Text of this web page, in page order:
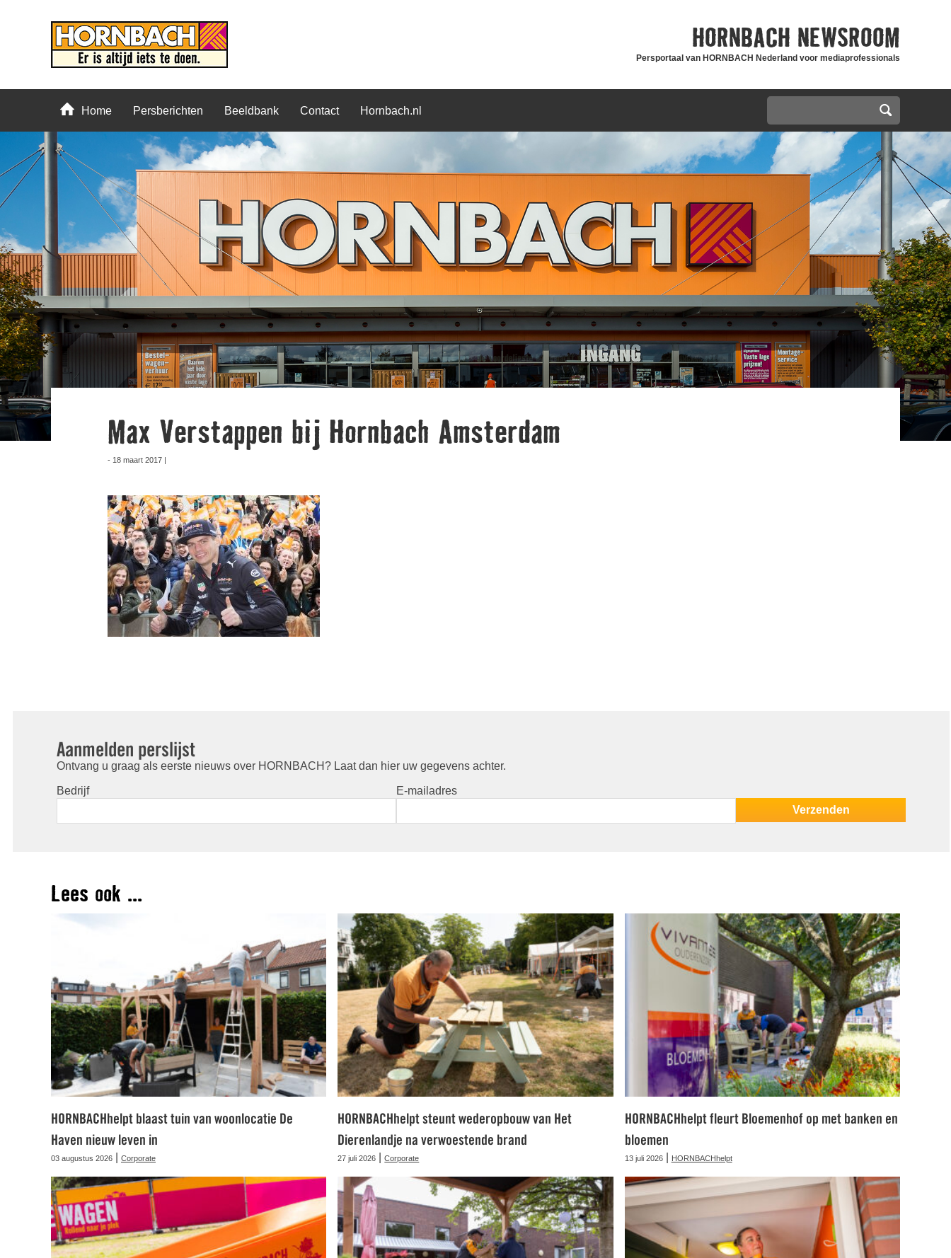
HORNBACH NEWSROOM
Persportaal van HORNBACH Nederland voor mediaprofessionals
Home Persberichten Beeldbank Contact Hornbach.nl
Max Verstappen bij Hornbach Amsterdam
- 18 maart 2017 |
Aanmelden perslijst
Ontvang u graag als eerste nieuws over HORNBACH? Laat dan hier uw gegevens achter.
Bedrijf E-mailadres
Lees ook ...
HORNBACHhelpt blaast tuin van woonlocatie De
Haven nieuw leven in
03 augustus 2026 Corporate
HORNBACHhelpt steunt wederopbouw van Het
Dierenlandje na verwoestende brand
27 juli 2026 |Corporate
HORNBACHhelpt fleurt Bloemenhof op met banken en
bloemen
13 juli 2026| HORNBACHhelpt